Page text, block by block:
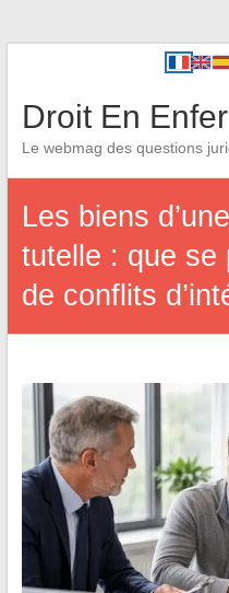
Droit En
Le webmag des questions
Les biens
tutelle : que se
de conflits